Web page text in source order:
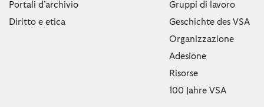
Portali d’archivio
Diritto e etica
Gruppi di lavoro
Geschichte des VSA
Organizzazione
Adesione
Risorse
100 Jahre VSA